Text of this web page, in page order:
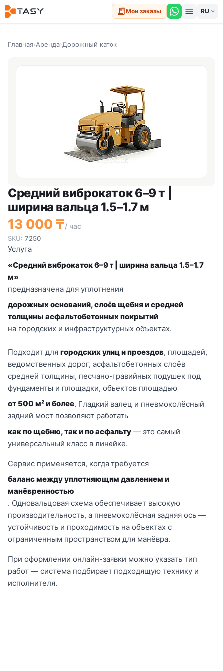
receipt_longМои заказы menu expand_more
Главная›Аренда›Дорожный каток
Средний виброкаток 6–9 т |
ширина вальца 1.5–1.7 м
13 000 ₸/ час
SKU: 7250
Услуга
«Средний виброкаток 6–9 т | ширина вальца 1.5–1.7
м»
предназначена для уплотнения
дорожных оснований, слоёв щебня и средней
толщины асфальтобетонных покрытий
на городских и инфраструктурных объектах.
Подходит для городских улиц и проездов, площадей,
ведомственных дорог, асфальтобетонных слоёв
средней толщины, песчано-гравийных подушек под
фундаменты и площадки, объектов площадью
от 500 м² и более. Гладкий валец и пневмоколёсный
задний мост позволяют работать
как по щебню, так и по асфальту — это самый
универсальный класс в линейке.
Сервис применяется, когда требуется
баланс между уплотняющим давлением и
манёвренностью
. Одновальцовая схема обеспечивает высокую
производительность, а пневмоколёсная задняя ось —
устойчивость и проходимость на объектах с
ограниченным пространством для манёвра.
При оформлении онлайн-заявки можно указать тип
работ — система подбирает подходящую технику и
исполнителя.